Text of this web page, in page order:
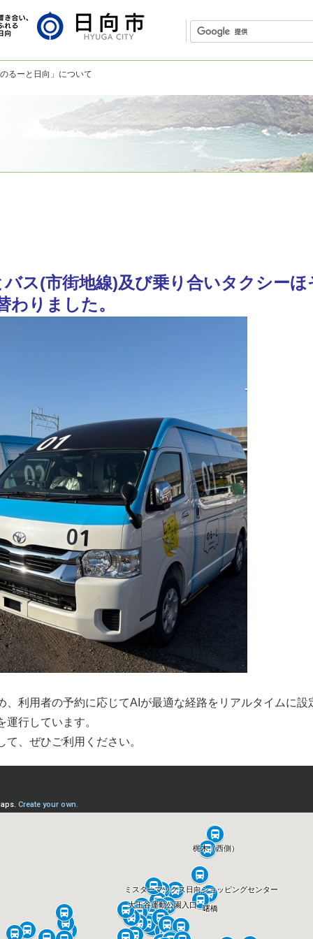
るーと日向」について
ス(市街地線)及び乗り合いタクシー
わりました。
利用者の予約に応じてAIが最適な経路をリアルタイムに
行しています。
、ぜひご利用ください。